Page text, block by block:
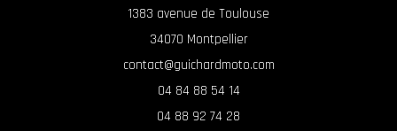
1383 avenue de Toulouse
34070 Montpellier
contact@guichardmoto.com
04 84 88 54 14
04 88 92 74 28